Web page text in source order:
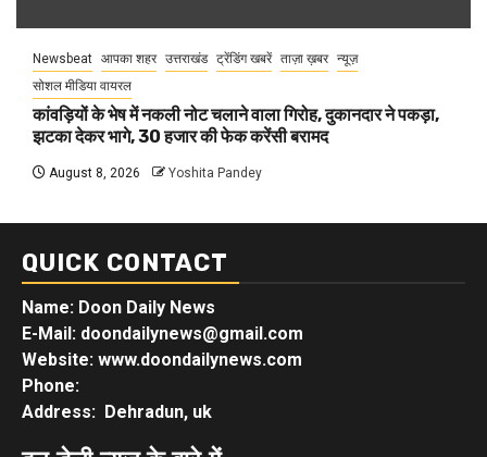
Newsbeat आपका शहर उत्तराखंड ट्रेंडिंग खबरें ताज़ा ख़बर न्यूज़
सोशल मीडिया वायरल
कांवड़ियों के भेष में नकली नोट चलाने वाला गिरोह, दुकानदार ने पकड़ा,
झटका देकर भागे, 30 हजार की फेक करेंसी बरामद
August 8, 2026 Yoshita Pandey
QUICK CONTACT
Name: Doon Daily News
E-Mail: doondailynews@gmail.com
Website: www.doondailynews.com
Phone:
Address: Dehradun, uk